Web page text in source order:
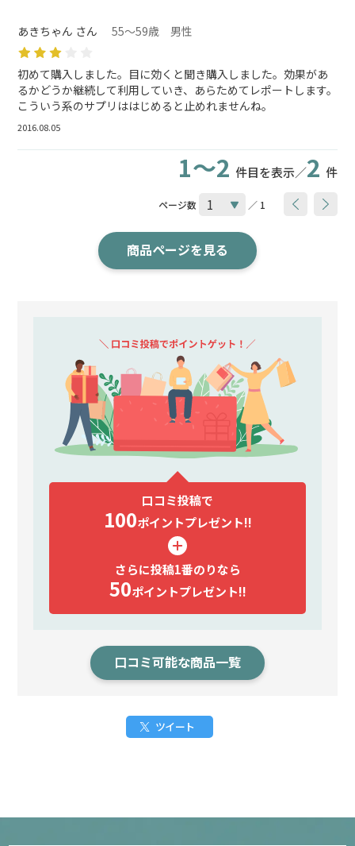
あきちゃん さん 55～59歳 男性
初めて購入しました。目に効くと聞き購入しました。効果があ
るかどうか継続して利用していき、あらためてレポートします。
こういう系のサプリははじめると止めれませんね。
2016.08.05
1～2 件目を表示／2 件
ページ数 ／ 1
商品ページを見る
口コミ投稿で
100ポイントプレゼント!!
さらに投稿1番のりなら
50ポイントプレゼント!!
口コミ可能な商品一覧
ツイート